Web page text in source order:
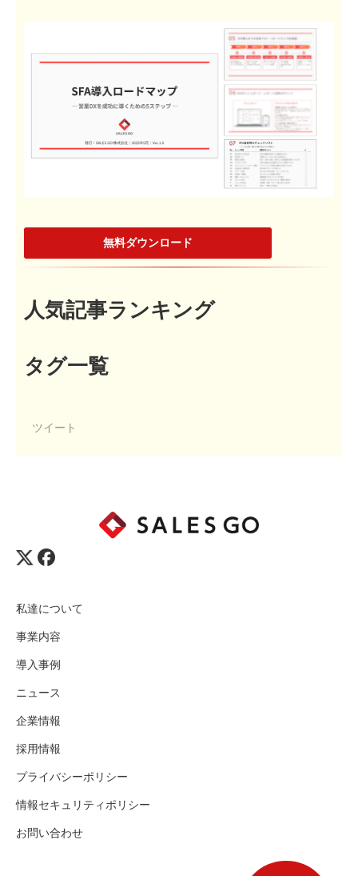
無料ダウンロード
人気記事ランキング
タグ一覧
ツイート
私達について
事業内容
導入事例
ニュース
企業情報
採用情報
プライバシーポリシー
情報セキュリティポリシー
お問い合わせ